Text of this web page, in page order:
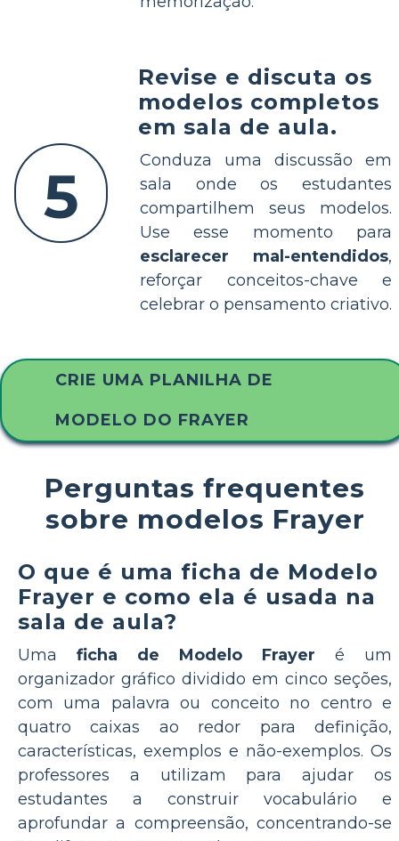
5
Revise e discuta os
modelos completos
em sala de aula.
Conduza uma discussão em
sala onde os estudantes
compartilhem seus modelos.
Use esse momento para
esclarecer mal-entendidos,
reforçar conceitos-chave e
celebrar o pensamento criativo.
CRIE UMA PLANILHA DE
MODELO DO FRAYER
Perguntas frequentes
sobre modelos Frayer
O que é uma ficha de Modelo
Frayer e como ela é usada na
sala de aula?
Uma ficha de Modelo Frayer é um
organizador gráfico dividido em cinco seções,
com uma palavra ou conceito no centro e
quatro caixas ao redor para definição,
características, exemplos e não-exemplos. Os
professores a utilizam para ajudar os
estudantes a construir vocabulário e
aprofundar a compreensão, concentrando-se